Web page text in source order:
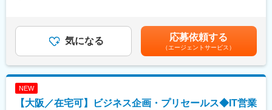
わる業務を運用（オペレーション）からプロジェクトまで一貫し
て担当します。
・アクセンチュア各拠点のオフィスにおけるネットワークインフ
要件ヒアリング・提案・構築・運用作業をチームの一員として対
は時間外勤務手当（20h時間実施した場合）、住宅手当（規定に
従い満額支給された場合の金額）、賞与（算定全期間にわたり在
籍していた場合の支給見込金）を含んでいます。※賞与は会社・個
人業績に応じて決定されるものです。賃金はあくまでも目安の金
額であり、選考を通じて上下する可能性があります。月給(月額)は
気になる 応募依頼する
（エージェントサービス）
NEW
【大阪／在宅可】ビジネス企画・プリセールス◆IT営業